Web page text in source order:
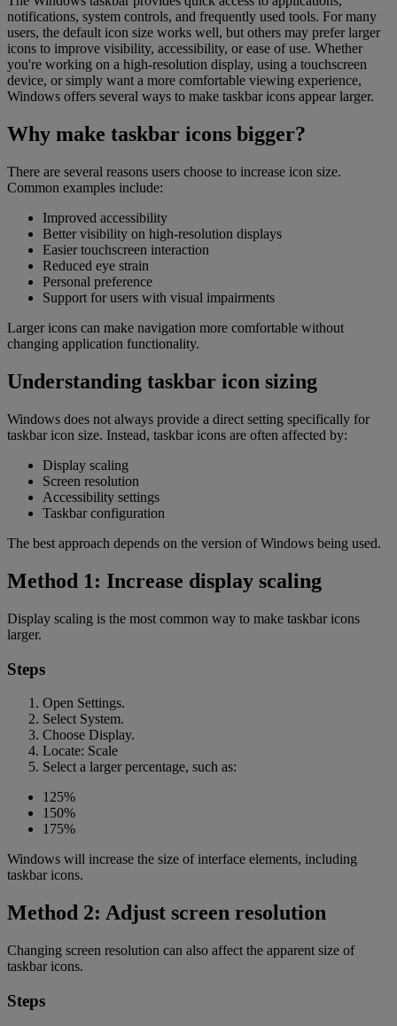
notifications, system controls, and frequently used tools. For many
users, the default icon size works well, but others may prefer larger
icons to improve visibility, accessibility, or ease of use. Whether
you're working on a high-resolution display, using a touchscreen
device, or simply want a more comfortable viewing experience,
Windows offers several ways to make taskbar icons appear larger.
Why make taskbar icons bigger?
There are several reasons users choose to increase icon size.
Common examples include:
Improved accessibility
Better visibility on high-resolution displays
Easier touchscreen interaction
Reduced eye strain
Personal preference
Support for users with visual impairments
Larger icons can make navigation more comfortable without
changing application functionality.
Understanding taskbar icon sizing
Windows does not always provide a direct setting specifically for
taskbar icon size. Instead, taskbar icons are often affected by:
Display scaling
Screen resolution
Accessibility settings
Taskbar configuration
The best approach depends on the version of Windows being used.
Method 1: Increase display scaling
Display scaling is the most common way to make taskbar icons
larger.
Steps
Open Settings.
Select System.
Choose Display.
Locate: Scale
Select a larger percentage, such as:
125%
150%
175%
Windows will increase the size of interface elements, including
taskbar icons.
Method 2: Adjust screen resolution
Changing screen resolution can also affect the apparent size of
taskbar icons.
Steps